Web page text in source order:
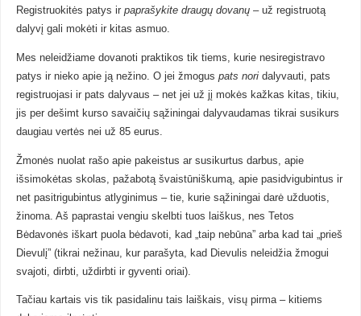
Registruokitės patys ir paprašykite draugų dovanų– už registruotą
dalyvį gali mokėti ir kitas asmuo.
Mes neleidžiame dovanoti praktikos tik tiems, kurie nesiregistravo
patys ir nieko apie ją nežino. O jei žmogus pats noridalyvauti, pats
registruojasi ir pats dalyvaus – net jei už jį mokės kažkas kitas, tikiu,
jis per dešimt kurso savaičių sąžiningai dalyvaudamas tikrai susikurs
daugiau vertės nei už 85 eurus.
Žmonės nuolat rašo apie pakeistus ar susikurtus darbus, apie
išsimokėtas skolas, pažabotą švaistūniškumą, apie pasidvigubintus ir
net pasitrigubintus atlyginimus – tie, kurie sąžiningai darė užduotis,
žinoma. Aš paprastai vengiu skelbti tuos laiškus, nes Tetos
Bėdavonės iškart puola bėdavoti, kad „taip nebūna” arba kad tai „prieš
Dievulį” (tikrai nežinau, kur parašyta, kad Dievulis neleidžia žmogui
svajoti, dirbti, uždirbti ir gyventi oriai).
Tačiau kartais vis tik pasidalinu tais laiškais, visų pirma – kitiems